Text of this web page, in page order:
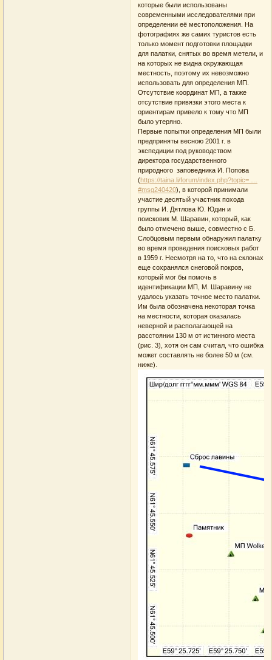
которые были использованы
современными исследователями при
определении её местоположения. На
фотографиях же самих туристов есть
только момент подготовки площадки
для палатки, снятых во время метели, и
на которых не видна окружающая
местность, поэтому их невозможно
использовать для определения МП.
Отсутствие координат МП, а также
отсутствие привязки этого места к
ориентирам привело к тому что МП
было утеряно.
Первые попытки определения МП были
предприняты весною 2001 г. в
экспедиции под руководством
директора государственного
природного заповедника И. Попова
(https://taina.li/forum/index.php?topic= …
#msg240420), в которой принимали
участие десятый участник похода
группы И. Дятлова Ю. Юдин и
поисковик М. Шаравин, который, как
было отмечено выше, совместно с Б.
Слобцовым первым обнаружил палатку
во время проведения поисковых работ
в 1959 г. Несмотря на то, что на склонах
еще сохранялся снеговой покров,
который мог бы помочь в
идентификации МП, М. Шаравину не
удалось указать точное место палатки.
Им была обозначена некоторая точка
на местности, которая оказалась
неверной и располагающей на
расстоянии 130 м от истинного места
(рис. 3), хотя он сам считал, что ошибка
может составлять не более 50 м (см.
ниже).